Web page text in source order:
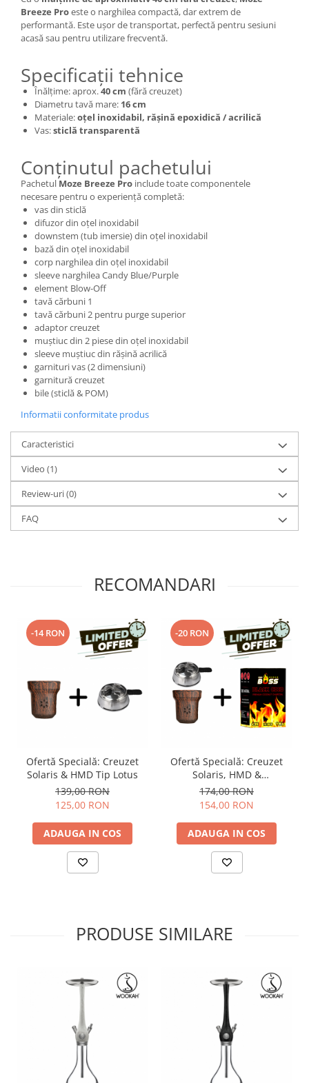
Breeze Proeste o narghilea compactă, dar extrem de
performantă. Este ușor de transportat, perfectă pentru sesiuni
acasă sau pentru utilizare frecventă.
Specificații tehnice
Înălțime: aprox.40 cm (fără creuzet)
Diametru tavă mare: 16 cm
Materiale:oțel inoxidabil, rășină epoxidică / acrilică
Vas:sticlă transparentă
Conținutul pachetului
Pachetul Moze Breeze Pro include toate componentele
necesare pentru o experiență completă:
vas din sticlă
difuzor din oțel inoxidabil
downstem (tub imersie) din oțel inoxidabil
bază din oțel inoxidabil
corp narghilea din oțel inoxidabil
sleeve narghilea Candy Blue/Purple
element Blow-Off
tavă cărbuni 1
tavă cărbuni 2 pentru purge superior
adaptor creuzet
muștiuc din 2 piese din oțel inoxidabil
sleeve muștiuc din rășină acrilică
garnituri vas (2 dimensiuni)
garnitură creuzet
bile (sticlă & POM)
Informatii conformitate produs
Caracteristici
Video (1)
Review-uri(0)
FAQ
RECOMANDARI
-14 RON
Ofertă Specială: Creuzet
Solaris & HMD Tip Lotus
139,00 RON
125,00 RON
ADAUGA IN COS
-20 RON
Ofertă Specială: Creuzet
Solaris, HMD &
Carbuni Coco Boss
174,00 RON
154,00 RON
ADAUGA IN COS
PRODUSE SIMILARE